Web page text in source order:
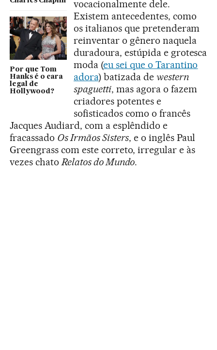
Por que Tom
Hanks é o cara
legal de
Hollywood?
vocacionalmente dele.
Existem antecedentes, como
os italianos que pretenderam
reinventar o gênero naquela
duradoura, estúpida e grotesca
moda (eu sei que o Tarantino
adora) batizada de western
spaguetti, mas agora o fazem
criadores potentes e
sofisticados como o francês
Jacques Audiard, com a esplêndido e
fracassado Os Irmãos Sisters, e o inglês Paul
Greengrass com este correto, irregular e às
vezes chatoRelatos do Mundo.